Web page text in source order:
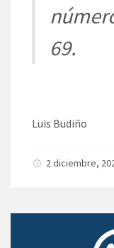
69.
Luis Budiño
2 diciembre,